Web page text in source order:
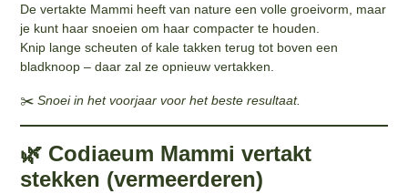
De vertakte Mammi heeft van nature een volle groeivorm, maar
je kunt haar snoeien om haar compacter te houden.
Knip lange scheuten of kale takken terug tot boven een
bladknoop – daar zal ze opnieuw vertakken.
✂️Snoei in het voorjaar voor het beste resultaat.
🌿 Codiaeum Mammi vertakt
stekken (vermeerderen)